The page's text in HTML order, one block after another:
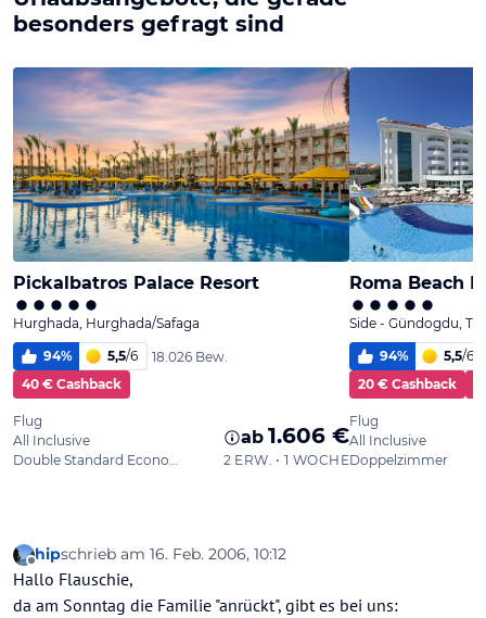
Offline
hipschrieb am 16. Feb. 2006, 10:12
zuletzt editiert von
Hallo Flauschie,
da am Sonntag die Familie "anrückt", gibt es bei uns: